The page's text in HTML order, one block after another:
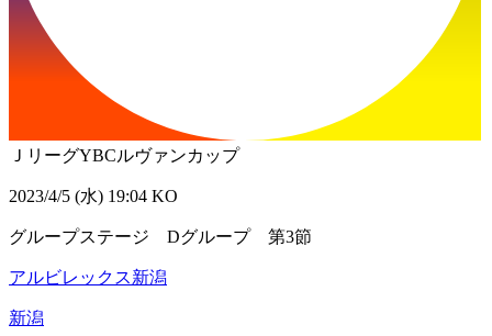
ＪリーグYBCルヴァンカップ
2023/4/5 (水) 19:04 KO
グループステージ Dグループ 第3節
アルビレックス新潟
新潟